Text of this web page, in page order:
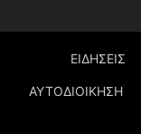
ΕΙΔΗΣΕΙΣ
ΑΥΤΟΔΙΟΙΚΗΣΗ